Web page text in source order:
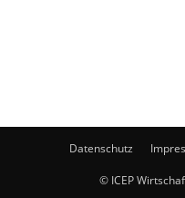
Datenschutz
© ICEP